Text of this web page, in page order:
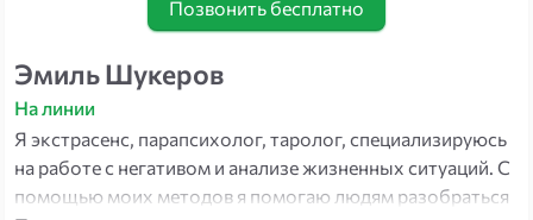
Позвонить бесплатно
Эмиль Шукеров
На линии
Я экстрасенс, парапсихолог, таролог, специализируюсь
на работе с негативом и анализе жизненных ситуаций. С
помощью моих методов я помогаю людям разобраться